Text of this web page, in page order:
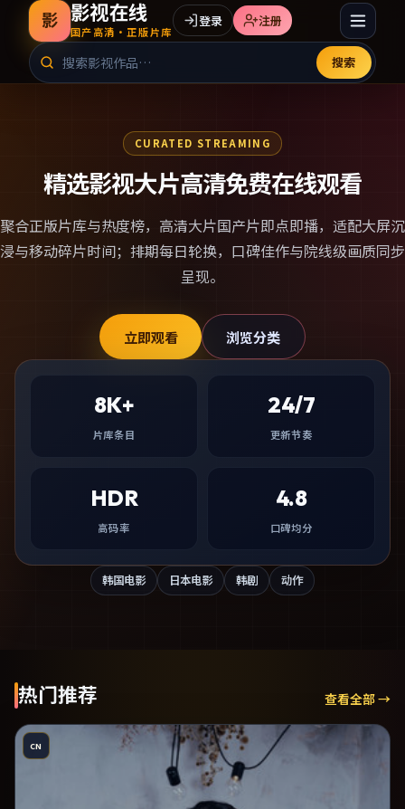
影 影视在线
国产高清·正版片库
搜索
登录 注册
CURATED STREAMING
精选影视大片高清免费在线观看
聚合正版片库与热度榜， 高清大片国产片即点即播，适配大屏沉
浸与移动碎片时间；排期每日轮换，口碑佳作与院线级画质同步
呈现。
立即观看 浏览分类
8K+
片库条目
24/7
更新节奏
HDR
高码率
4.8
口碑均分
韩国电影 日本电影 韩剧 动作
热门推荐 查看全部 →
CN